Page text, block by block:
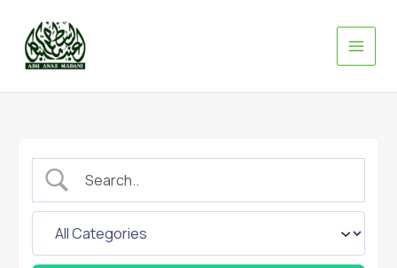
content